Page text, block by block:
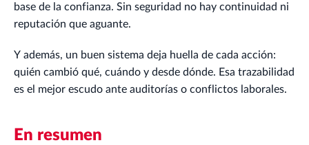
base de la confianza. Sin seguridad no hay continuidad ni
reputación que aguante.
Y además, un buen sistema deja huella de cada acción:
quién cambió qué, cuándo y desde dónde. Esa trazabilidad
es el mejor escudo ante auditorías o conflictos laborales.
En resumen